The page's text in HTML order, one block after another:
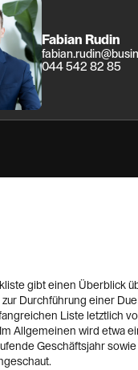
Fabian Rudin
044 542 82 85
gibt einen Überblick
Durchführung einer
Liste letztlich
Allgemeinen wird etwa
Geschäftsjahr